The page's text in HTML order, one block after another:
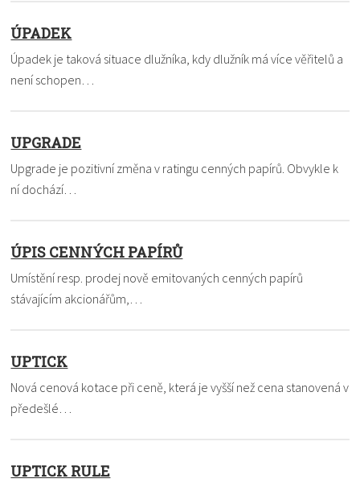
ÚPADEK
Úpadek je taková situace dlužníka, kdy dlužník má více věřitelů a
není schopen…
UPGRADE
Upgrade je pozitivní změna v ratingu cenných papírů. Obvykle k
ní dochází…
ÚPIS CENNÝCH PAPÍRŮ
Umístění resp. prodej nově emitovaných cenných papírů
stávajícím akcionářům,…
UPTICK
Nová cenová kotace při ceně, která je vyšší než cena stanovená v
předešlé…
UPTICK RULE